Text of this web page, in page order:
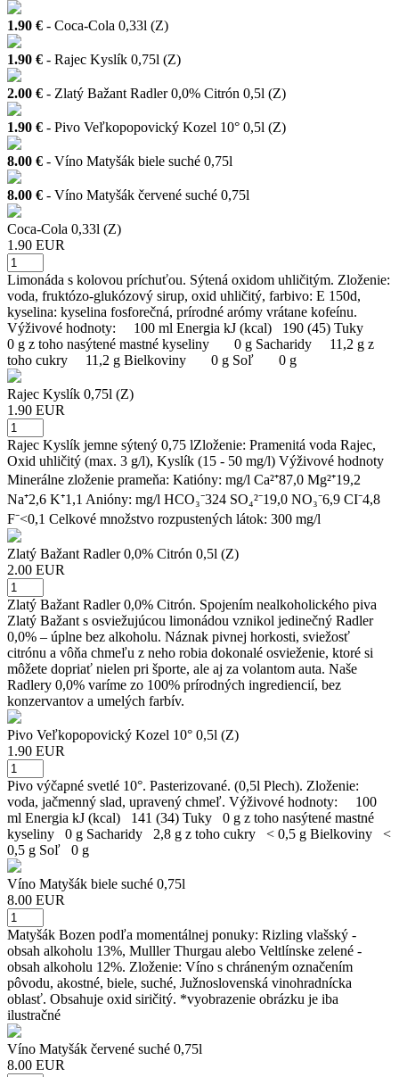
1.90 € - Coca-Cola 0,33l (Z)
1.90 € - Rajec Kyslík 0,75l (Z)
2.00 € - Zlatý Bažant Radler 0,0% Citrón 0,5l (Z)
1.90 € - Pivo Veľkopopovický Kozel 10° 0,5l (Z)
8.00 € - Víno Matyšák biele suché 0,75l
8.00 € - Víno Matyšák červené suché 0,75l
Coca-Cola 0,33l (Z)
1.90 EUR
Limonáda s kolovou príchuťou. Sýtená oxidom uhličitým. Zloženie:
voda, fruktózo-glukózový sirup, oxid uhličitý, farbivo: E 150d,
kyselina: kyselina fosforečná, prírodné arómy vrátane kofeínu.
Výživové hodnoty: 100 ml Energia kJ (kcal) 190 (45) Tuky
0 g z toho nasýtené mastné kyseliny 0 g Sacharidy 11,2 g z
toho cukry 11,2 g Bielkoviny 0 g Soľ 0 g
Rajec Kyslík 0,75l (Z)
1.90 EUR
Rajec Kyslík jemne sýtený 0,75 lZloženie: Pramenitá voda Rajec,
Oxid uhličitý (max. 3 g/l), Kyslík (15 - 50 mg/l) Výživové hodnoty
Minerálne zloženie prameňa: Katióny: mg/l Ca²⁺87,0 Mg²⁺19,2
Na⁺2,6 K⁺1,1 Anióny: mg/l HCO₃⁻324 SO₄²⁻19,0 NO₃⁻6,9 CI⁻4,8
F⁻<0,1 Celkové množstvo rozpustených látok: 300 mg/l
Zlatý Bažant Radler 0,0% Citrón 0,5l (Z)
2.00 EUR
Zlatý Bažant Radler 0,0% Citrón. Spojením nealkoholického piva
Zlatý Bažant s osviežujúcou limonádou vznikol jedinečný Radler
0,0% – úplne bez alkoholu. Náznak pivnej horkosti, sviežosť
citrónu a vôňa chmeľu z neho robia dokonalé osvieženie, ktoré si
môžete dopriať nielen pri športe, ale aj za volantom auta. Naše
Radlery 0,0% varíme zo 100% prírodných ingrediencií, bez
konzervantov a umelých farbív.
Pivo Veľkopopovický Kozel 10° 0,5l (Z)
1.90 EUR
Pivo výčapné svetlé 10°. Pasterizované. (0,5l Plech). Zloženie:
voda, jačmenný slad, upravený chmeľ. Výživové hodnoty: 100
ml Energia kJ (kcal) 141 (34) Tuky 0 g z toho nasýtené mastné
kyseliny 0 g Sacharidy 2,8 g z toho cukry < 0,5 g Bielkoviny <
0,5 g Soľ 0 g
Víno Matyšák biele suché 0,75l
8.00 EUR
Matyšák Bozen podľa momentálnej ponuky: Rizling vlašský -
obsah alkoholu 13%, Mulller Thurgau alebo Veltlínske zelené -
obsah alkoholu 12%. Zloženie: Víno s chráneným označením
pôvodu, akostné, biele, suché, Južnoslovenská vinohradnícka
oblasť. Obsahuje oxid siričitý. *vyobrazenie obrázku je iba
ilustračné
Víno Matyšák červené suché 0,75l
8.00 EUR